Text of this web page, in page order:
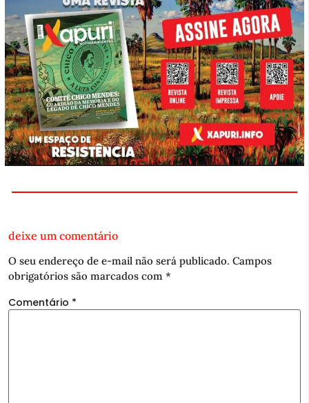
deixe um comentário
O seu endereço de e-mail não será publicado. Campos
obrigatórios são marcados com *
Comentário *